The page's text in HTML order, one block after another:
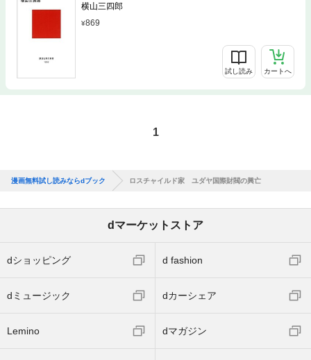
横山三四郎
869
試し読み カートへ
1
漫画無料試し読みならdブック ロスチャイルド家 ユダヤ国際財閥の興亡
dマーケットストア
dショッピング d fashion
dミュージック dカーシェア
Lemino dマガジン